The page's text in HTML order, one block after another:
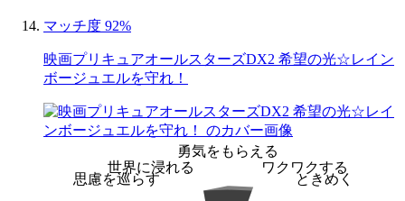
マッチ度 92%
映画プリキュアオールスターズDX2 希望の光☆レイン
ボージュエルを守れ！
勇気をもらえる
ワクワクする
ときめく
思慮を巡らす
世界に浸れる